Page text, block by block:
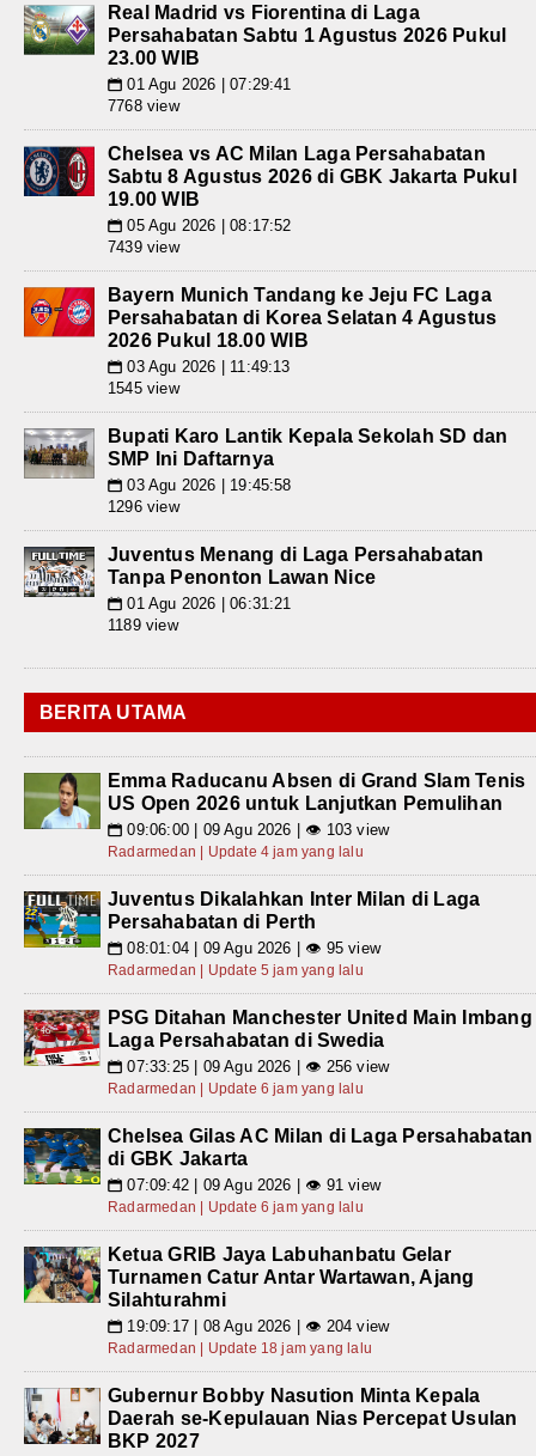
Real Madrid vs Fiorentina di Laga
Persahabatan Sabtu 1 Agustus 2026 Pukul
23.00 WIB
📅 01 Agu 2026 | 07:29:41
7768 view
Chelsea vs AC Milan Laga Persahabatan
Sabtu 8 Agustus 2026 di GBK Jakarta Pukul
19.00 WIB
📅 05 Agu 2026 | 08:17:52
7439 view
Bayern Munich Tandang ke Jeju FC Laga
Persahabatan di Korea Selatan 4 Agustus
2026 Pukul 18.00 WIB
📅 03 Agu 2026 | 11:49:13
1545 view
Bupati Karo Lantik Kepala Sekolah SD dan
SMP Ini Daftarnya
📅 03 Agu 2026 | 19:45:58
1296 view
Juventus Menang di Laga Persahabatan
Tanpa Penonton Lawan Nice
📅 01 Agu 2026 | 06:31:21
1189 view
BERITA UTAMA
Emma Raducanu Absen di Grand Slam Tenis
US Open 2026 untuk Lanjutkan Pemulihan
📅 09:06:00 | 09 Agu 2026 | 👁 103 view
Radarmedan | Update 4 jam yang lalu
Juventus Dikalahkan Inter Milan di Laga
Persahabatan di Perth
📅 08:01:04 | 09 Agu 2026 | 👁 95 view
Radarmedan | Update 5 jam yang lalu
PSG Ditahan Manchester United Main Imbang
Laga Persahabatan di Swedia
📅 07:33:25 | 09 Agu 2026 | 👁 256 view
Radarmedan | Update 6 jam yang lalu
Chelsea Gilas AC Milan di Laga Persahabatan
di GBK Jakarta
📅 07:09:42 | 09 Agu 2026 | 👁 91 view
Radarmedan | Update 6 jam yang lalu
Ketua GRIB Jaya Labuhanbatu Gelar
Turnamen Catur Antar Wartawan, Ajang
Silahturahmi
📅 19:09:17 | 08 Agu 2026 | 👁 204 view
Radarmedan | Update 18 jam yang lalu
Gubernur Bobby Nasution Minta Kepala
Daerah se-Kepulauan Nias Percepat Usulan
BKP 2027